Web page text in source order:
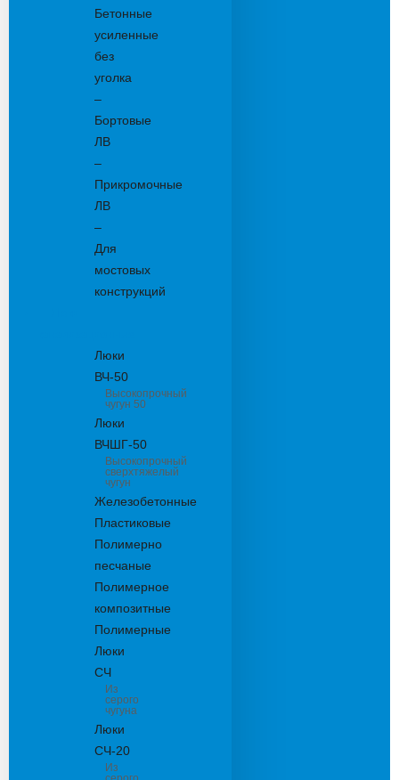
Бетонные
усиленные
без
уголка
–
Бортовые
ЛВ
–
Прикромочные
ЛВ
–
Для
мостовых
конструкций
Люки
ВЧ-50
Высокопрочный
чугун 50
Люки
ВЧШГ-50
Высокопрочный
сверхтяжелый
чугун
Железобетонные
Пластиковые
Полимерно
песчаные
Полимерное
композитные
Полимерные
Люки
СЧ
Из
серого
чугуна
Люки
СЧ-20
Из